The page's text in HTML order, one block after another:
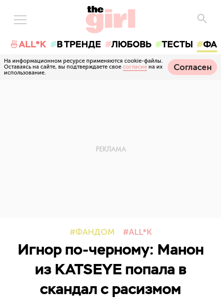
🍜ALL*K В ТРЕНДЕ ЛЮБОВЬ ТЕСТЫ
На информационном ресурсе применяются cookie-файлы.
Оставаясь на сайте, вы подтверждаете свое согласие на их
использование.
Согласен
ФАНДОМ ALL*K
Игнор по-черному: Манон
из KATSEYE попала в
скандал с расизмом